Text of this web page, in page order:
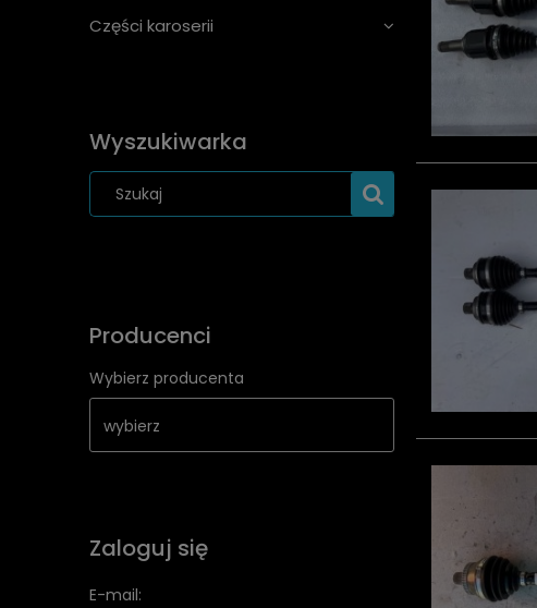
Części karoserii
Wyszukiwarka
Producenci
Wybierz producenta
Zaloguj się
E-mail: